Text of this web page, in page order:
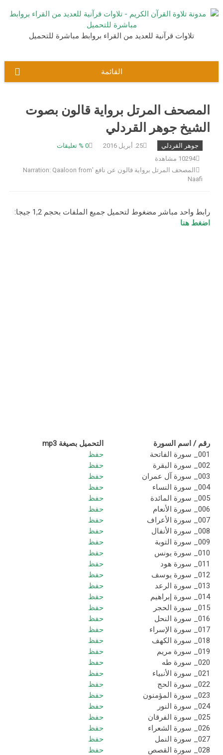
إلى
تلاوات قرآنية للعديد من القراء بروابط مباشرة للتحميل
القائمة
المصحف المرتل برواية قالون بصوت
الشيخ جوهر القردلي
جوهر القردلي 25. أبريل 2016 0 % تعليقات
10294 مشاهدة
المصحف المرتل بروایة قالون عن نافع 'Narration: Qaaloon from
Naafi
رابط واحد مباشر مضغوط لتحميل جميع الملفات بحجم 1,2 جيجا:
اضغط هنا
رقم / اسم السورة
التحميل بصيغة mp3
001_ سورة الفاتحة
حفظ
002_ سورة البقرة
حفظ
003_ سورة آل عمران
حفظ
004_ سورة النساء
حفظ
005_ سورة المائدة
حفظ
006_ سورة الأنعام
حفظ
007_ سورة الأعراف
حفظ
008_ سورة الأنفال
حفظ
009_ سورة التوبة
حفظ
010_ سورة يونس
حفظ
011_ سورة هود
حفظ
012_ سورة يوسف
حفظ
013_ سورة الرعد
حفظ
014_ سورة إبراهيم
حفظ
015_ سورة الحجر
حفظ
016_ سورة النحل
حفظ
017_ سورة الإسراء
حفظ
018_ سورة الكهف
حفظ
019_ سورة مريم
حفظ
020_ سورة طه
حفظ
021_ سورة الأنبياء
حفظ
022_ سورة الحج
حفظ
023_ سورة المؤمنون
حفظ
024_ سورة النور
حفظ
025_ سورة الفرقان
حفظ
026_ سورة الشعراء
حفظ
027_ سورة النمل
حفظ
028_ سورة القصص
حفظ